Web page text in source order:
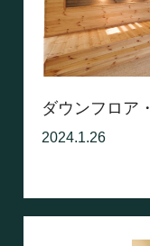
ダウンフロア
2024.1.26